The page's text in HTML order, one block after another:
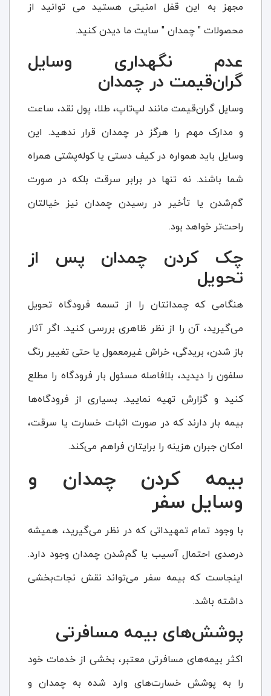
مجهز به این قفل امنیتی هستید می توانید از
محصولات " چمدان " سایت ما دیدن کنید.
عدم نگهداری وسایل
گران‌قیمت در چمدان
وسایل گران‌قیمت مانند لپ‌تاپ، طلا، پول نقد، ساعت
و مدارک مهم را هرگز در چمدان قرار ندهید. این
وسایل باید همواره در کیف دستی یا کوله‌پشتی همراه
شما باشند. نه تنها در برابر سرقت بلکه در صورت
گم‌شدن یا تأخیر در رسیدن چمدان نیز خیالتان
راحت‌تر خواهد بود.
چک کردن چمدان پس از
تحویل
هنگامی که چمدانتان را از تسمه فرودگاه تحویل
می‌گیرید، آن را از نظر ظاهری بررسی کنید. اگر آثار
باز شدن، بریدگی، خراش غیرمعمول یا حتی تغییر رنگ
سلفون را دیدید، بلافاصله مسئول بار فرودگاه را مطلع
کنید و گزارش تهیه نمایید. بسیاری از فرودگاه‌ها
بیمه بار دارند که در صورت اثبات خسارت یا سرقت،
امکان جبران هزینه را برایتان فراهم می‌کند.
بیمه کردن چمدان و
وسایل سفر
با وجود تمام تمهیداتی که در نظر می‌گیرید، همیشه
درصدی احتمال آسیب یا گم‌شدن چمدان وجود دارد.
اینجاست که بیمه سفر می‌تواند نقش نجات‌بخشی
داشته باشد.
پوشش‌های بیمه مسافرتی
اکثر بیمه‌های مسافرتی معتبر، بخشی از خدمات خود
را به پوشش خسارت‌های وارد شده به چمدان و